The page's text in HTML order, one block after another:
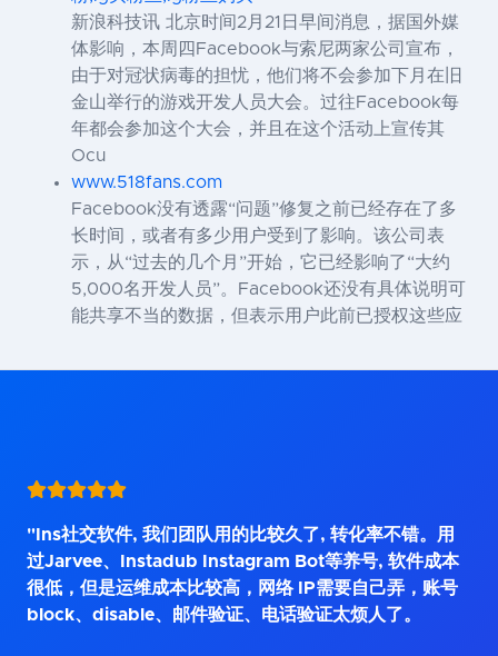
新浪科技讯 北京时间2月21日早间消息，据国外媒
体影响，本周四Facebook与索尼两家公司宣布，
由于对冠状病毒的担忧，他们将不会参加下月在旧
金山举行的游戏开发人员大会。过往Facebook每
年都会参加这个大会，并且在这个活动上宣传其
Ocu
www.518fans.com
Facebook没有透露“问题”修复之前已经存在了多
长时间，或者有多少用户受到了影响。该公司表
示，从“过去的几个月”开始，它已经影响了“大约
5,000名开发人员”。Facebook还没有具体说明可
能共享不当的数据，但表示用户此前已授权这些应
"Ins社交软件, 我们团队用的比较久了, 转化率不错。用
过Jarvee、Instadub Instagram Bot等养号, 软件成本
很低，但是运维成本比较高，网络 IP需要自己弄，账号
block、disable、邮件验证、电话验证太烦人了。